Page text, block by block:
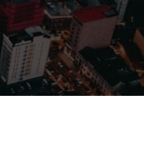
Filmes Séries